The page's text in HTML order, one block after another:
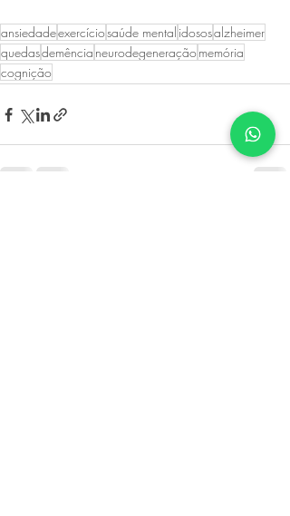
ansiedadeexercíciosaúde mental idososalzheimer
quedasdemência neurodegeneração memória
cognição